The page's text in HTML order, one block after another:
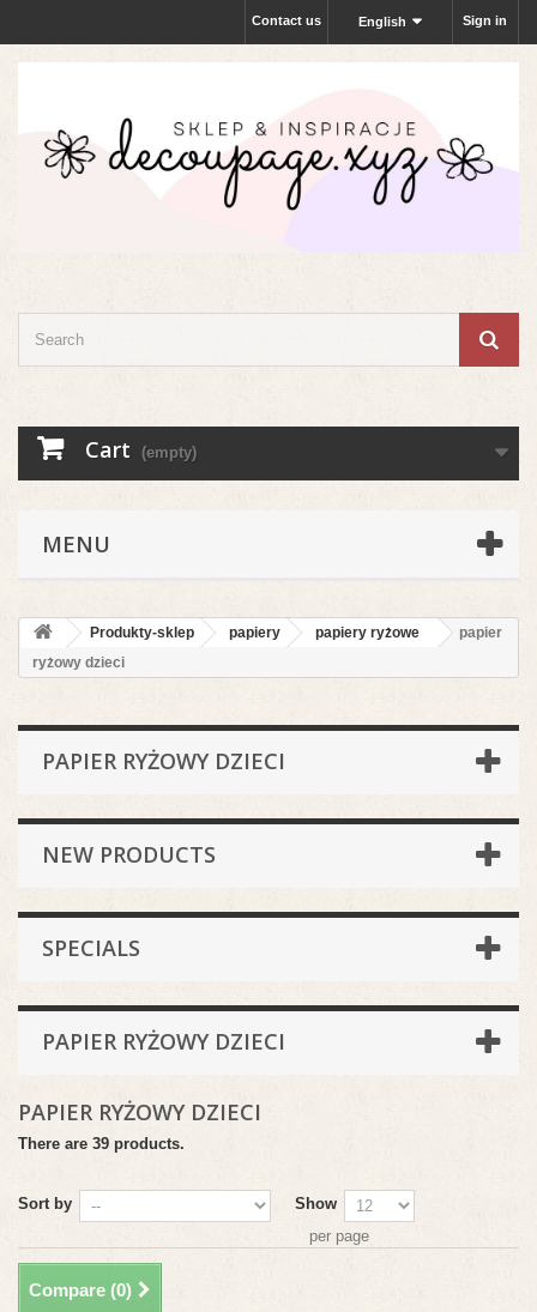
Sign in
English
Contact us
Cart (empty)
MENU
Produkty-sklep papiery papiery ryżowe
papier
ryżowy dzieci
PAPIER RYŻOWY DZIECI
NEW PRODUCTS
SPECIALS
PAPIER RYŻOWY DZIECI
PAPIER RYŻOWY DZIECI
There are 39 products.
Sort by
Show
per page
Compare (0)